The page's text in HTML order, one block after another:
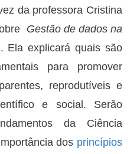
da professora Cristina
Gestão de dados na
. Ela explicará quais são
para promover
reprodutíveis e
e social. Serão
da Ciência
dos princípios